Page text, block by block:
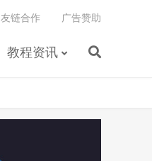
教程资讯
友链合作 广告赞助